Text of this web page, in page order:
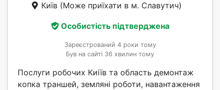
Київ (Може приїхати в м. Славутич)
Особистість підтверджена
Зареєстрований 4 роки тому
Був на сайті 36 хвилин тому
Послуги робочих Киіїв та область демонтаж
копка траншей, земляні роботи, навантаження